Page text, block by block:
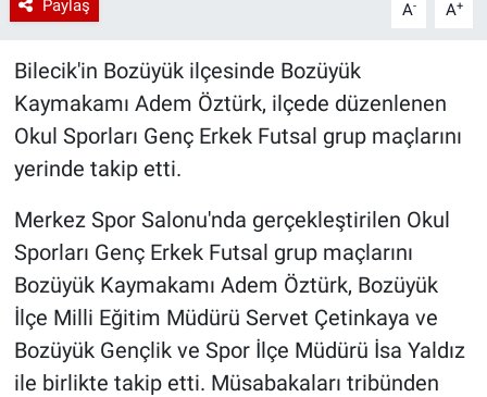
Paylaş A- A+
Bilecik'in Bozüyük ilçesinde Bozüyük
Kaymakamı Adem Öztürk, ilçede düzenlenen
Okul Sporları Genç Erkek Futsal grup maçlarını
yerinde takip etti.
Merkez Spor Salonu'nda gerçekleştirilen Okul
Sporları Genç Erkek Futsal grup maçlarını
Bozüyük Kaymakamı Adem Öztürk, Bozüyük
İlçe Milli Eğitim Müdürü Servet Çetinkaya ve
Bozüyük Gençlik ve Spor İlçe Müdürü İsa Yaldız
ile birlikte takip etti. Müsabakaları tribünden